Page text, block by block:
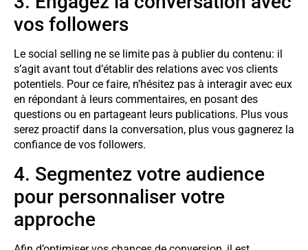
vos followers
Le social selling ne se limite pas à publier du contenu: il
s’agit avant tout d’établir des relations avec vos clients
potentiels. Pour ce faire, n’hésitez pas à interagir avec eux
en répondant à leurs commentaires, en posant des
questions ou en partageant leurs publications. Plus vous
serez proactif dans la conversation, plus vous gagnerez la
confiance de vos followers.
4. Segmentez votre audience
pour personnaliser votre
approche